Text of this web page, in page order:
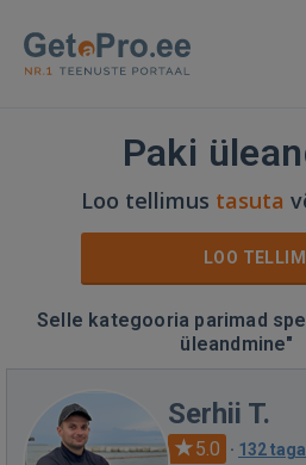
Paki
Loo tellimus tasuta
LOO
Selle kategooria parimad
üleandmine"
Serhii T.
5.0 · 132